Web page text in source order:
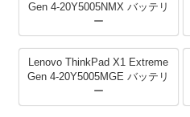
Gen 4-20Y5005NMX バッテリ
ー
Lenovo ThinkPad X1 Extreme
Gen 4-20Y5005MGE バッテリ
ー